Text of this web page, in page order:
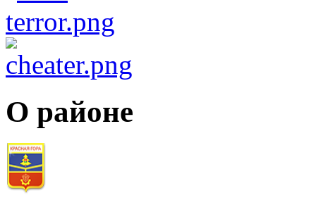
О районе